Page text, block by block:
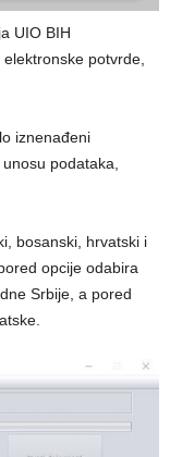
UIO BIH
potvrde,
iznenađeni
podataka,
bosanski, hrvatski i
opcije odabira
Srbije, a pored